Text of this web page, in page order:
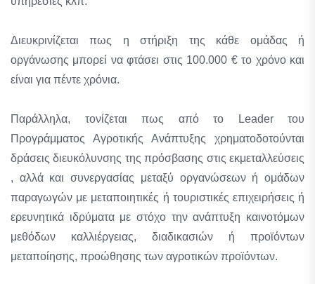
Διευκρινίζεται πως η στήριξη της κάθε ομάδας ή
οργάνωσης μπορεί να φτάσει στις 100.000 € το χρόνο και
είναι για πέντε χρόνια.
Παράλληλα, τονίζεται πως από το Leader του
Προγράμματος Αγροτικής Ανάπτυξης χρηματοδοτούνται
δράσεις διευκόλυνσης της πρόσβασης στις εκμεταλλεύσεις
, αλλά και συνεργασίας μεταξύ οργανώσεων ή ομάδων
παραγωγών με μεταποιητικές ή τουριστικές επιχειρήσεις ή
ερευνητικά ιδρύματα με στόχο την ανάπτυξη καινοτόμων
μεθόδων καλλιέργειας, διαδικασιών ή προϊόντων
μεταποίησης, προώθησης των αγροτικών προϊόντων.